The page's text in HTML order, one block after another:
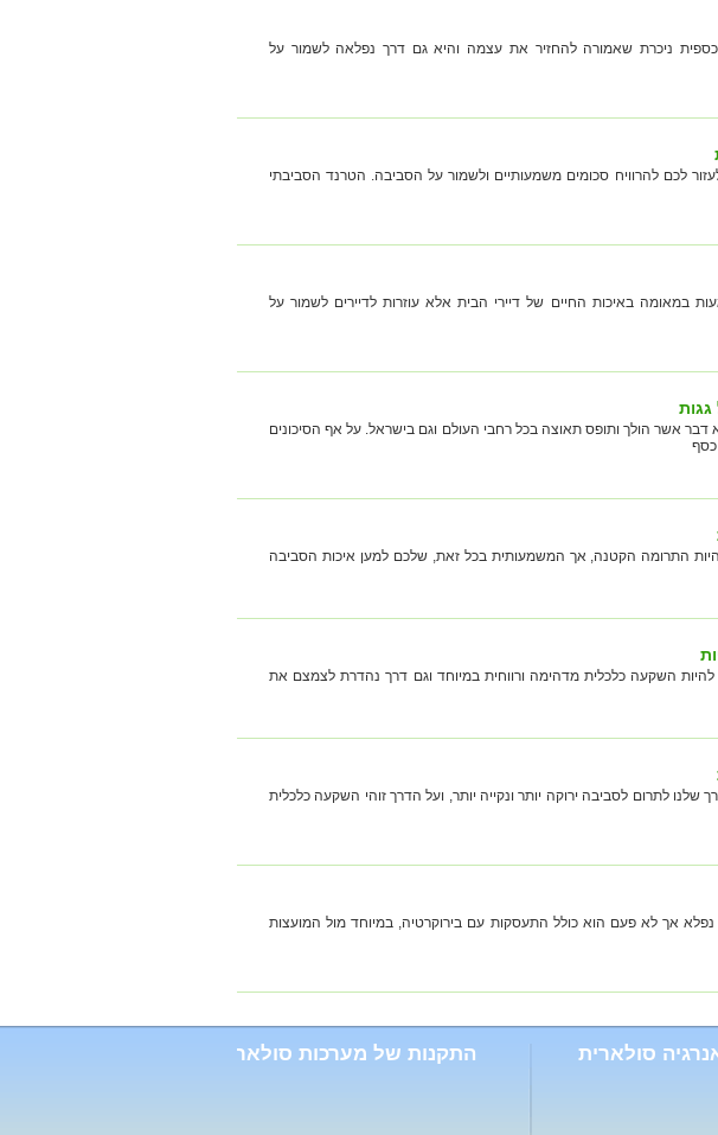
כספית ניכרת שאמורה להחזיר את עצמה והיא גם דרך נפלאה לשמור על
לכם להרוויח סכומים משמעותיים ולשמור על הסביבה. הטרנד הסביבתי
במאומה באיכות החיים של דיירי הבית אלא עוזרות לדיירים לשמור על
דבר אשר הולך ותופס תאוצה בכל רחבי העולם וגם בישראל. על אף הסיכונים
כסף
התרומה הקטנה, אך המשמעותית בכל זאת, שלכם למען איכות הסביבה
להיות השקעה כלכלית מדהימה ורווחית במיוחד וגם דרך נהדרת לצמצם את
לתרום לסביבה ירוקה יותר ונקייה יותר, ועל הדרך זוהי השקעה כלכלית
אך לא פעם הוא כולל התעסקות עם בירוקרטיה, במיוחד מול המועצות
סולארית התקנות של מערכות סולאריות